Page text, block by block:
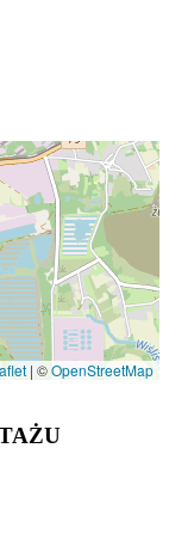
| ©OpenStreetMap